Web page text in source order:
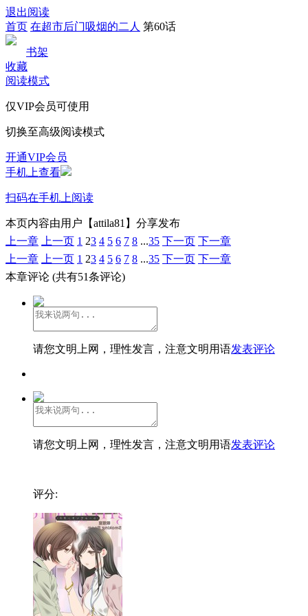
退出阅读
首页 在超市后门吸烟的二人 第60话
书架
收藏
阅读模式
仅VIP会员可使用
切换至高级阅读模式
开通VIP会员
手机上查看
扫码在手机上阅读
本页内容由用户【attila81】分享发布
上一章
上一页 1 23 4 5 6 7 8 ...35 下一页 下一章
上一章
上一页 1 23 4 5 6 7 8 ...35 下一页 下一章
本章评论 (共有51条评论)
请您文明上网，理性发言，注意文明用语发表评论
请您文明上网，理性发言，注意文明用语发表评论
评分: